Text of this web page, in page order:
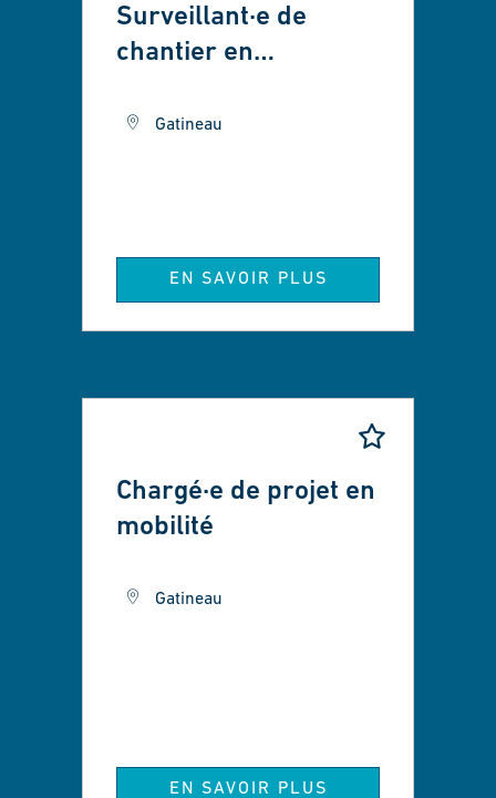
Surveillant·e de
chantier en
urbaines
Gatineau
EN SAVOIR PLUS
Chargé·e de projet en
mobilité
Gatineau
EN SAVOIR PLUS